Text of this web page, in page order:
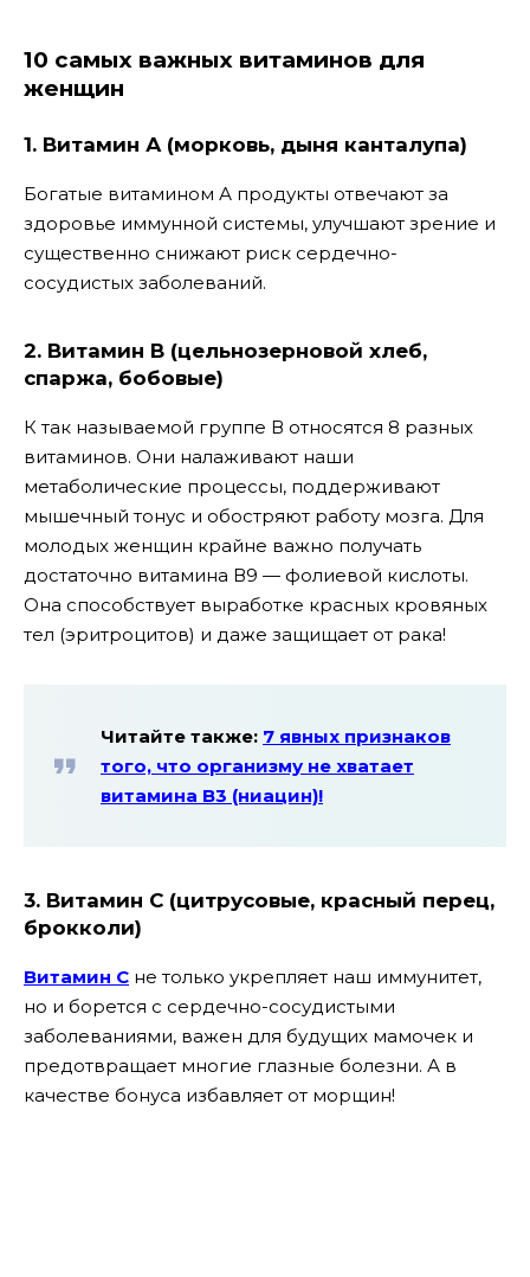
10 самых важных витаминов для
женщин
1. Витамин А (морковь, дыня канталупа)
Богатые витамином А продукты отвечают за
здоровье иммунной системы, улучшают зрение и
существенно снижают риск сердечно-
сосудистых заболеваний.
2. Витамин В (цельнозерновой хлеб,
спаржа, бобовые)
К так называемой группе В относятся 8 разных
витаминов. Они налаживают наши
метаболические процессы, поддерживают
мышечный тонус и обостряют работу мозга. Для
молодых женщин крайне важно получать
достаточно витамина В9 — фолиевой кислоты.
Она способствует выработке красных кровяных
тел (эритроцитов) и даже защищает от рака!
Читайте также: 7 явных признаков
того, что организму не хватает
витамина B3 (ниацин)!
3. Витамин С (цитрусовые, красный перец,
брокколи)
Витамин С не только укрепляет наш иммунитет,
но и борется с сердечно-сосудистыми
заболеваниями, важен для будущих мамочек и
предотвращает многие глазные болезни. А в
качестве бонуса избавляет от морщин!